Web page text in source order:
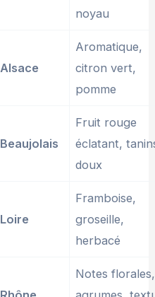
noyau
Alsace
Aromatique,
citron vert,
pomme
Beaujolais
Fruit rouge
éclatant,
doux
Loire
Framboise,
groseille,
herbacé
Notes florales,